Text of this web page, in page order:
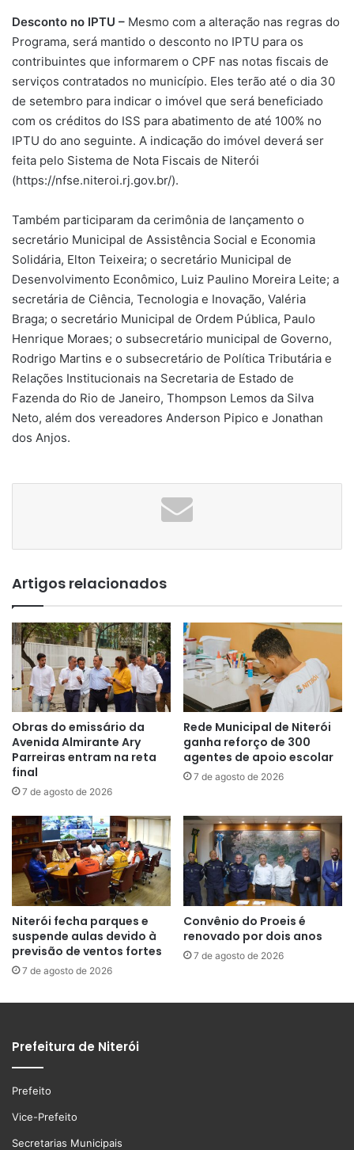
Desconto no IPTU – Mesmo com a alteração nas regras do
Programa, será mantido o desconto no IPTU para os
contribuintes que informarem o CPF nas notas fiscais de
serviços contratados no município. Eles terão até o dia 30
de setembro para indicar o imóvel que será beneficiado
com os créditos do ISS para abatimento de até 100% no
IPTU do ano seguinte. A indicação do imóvel deverá ser
feita pelo Sistema de Nota Fiscais de Niterói
(https://nfse.niteroi.rj.gov.br/).
Também participaram da cerimônia de lançamento o
secretário Municipal de Assistência Social e Economia
Solidária, Elton Teixeira; o secretário Municipal de
Desenvolvimento Econômico, Luiz Paulino Moreira Leite; a
secretária de Ciência, Tecnologia e Inovação, Valéria
Braga; o secretário Municipal de Ordem Pública, Paulo
Henrique Moraes; o subsecretário municipal de Governo,
Rodrigo Martins e o subsecretário de Política Tributária e
Relações Institucionais na Secretaria de Estado de
Fazenda do Rio de Janeiro, Thompson Lemos da Silva
Neto, além dos vereadores Anderson Pipico e Jonathan
dos Anjos.
Artigos relacionados
Obras do emissário da
Avenida Almirante Ary
Parreiras entram na reta
final
7 de agosto de 2026
Rede Municipal de Niterói
ganha reforço de 300
agentes de apoio escolar
7 de agosto de 2026
Niterói fecha parques e
suspende aulas devido à
previsão de ventos fortes
7 de agosto de 2026
Convênio do Proeis é
renovado por dois anos
7 de agosto de 2026
Prefeitura de Niterói
Prefeito
Vice-Prefeito
Secretarias Municipais